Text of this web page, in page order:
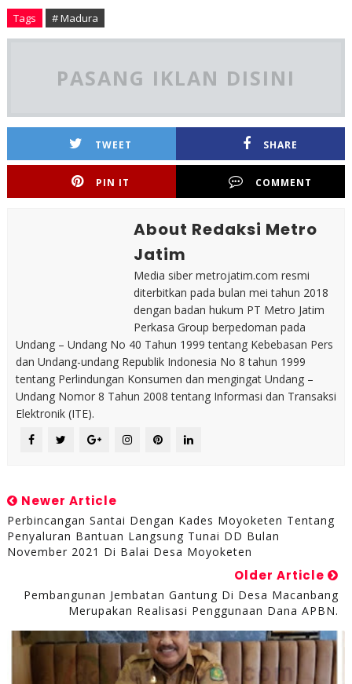
Tags # Madura
PASANG IKLAN DISINI
TWEET SHARE
PIN IT COMMENT
About Redaksi Metro
Jatim
Media siber metrojatim.com resmi
diterbitkan pada bulan mei tahun 2018
dengan badan hukum PT Metro Jatim
Perkasa Group berpedoman pada
Undang – Undang No 40 Tahun 1999 tentang Kebebasan Pers
dan Undang-undang Republik Indonesia No 8 tahun 1999
tentang Perlindungan Konsumen dan mengingat Undang –
Undang Nomor 8 Tahun 2008 tentang Informasi dan Transaksi
Elektronik (ITE).
Newer Article
Perbincangan Santai Dengan Kades Moyoketen Tentang
Penyaluran Bantuan Langsung Tunai DD Bulan
November 2021 Di Balai Desa Moyoketen
Older Article
Pembangunan Jembatan Gantung Di Desa Macanbang
Merupakan Realisasi Penggunaan Dana APBN.